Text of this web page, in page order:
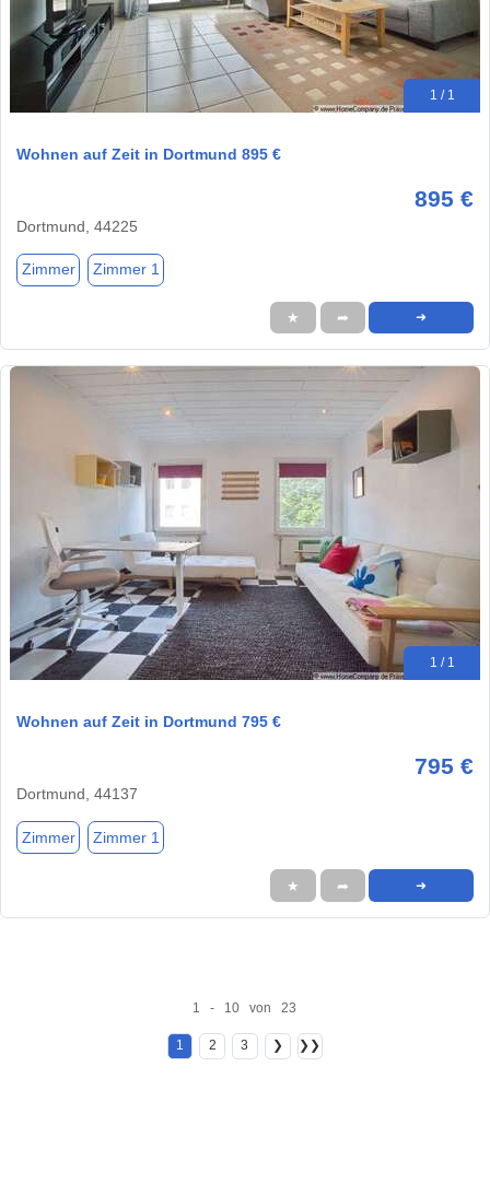
1 / 1
Wohnen auf Zeit in Dortmund 895 €
895 €
Dortmund, 44225
Zimmer Zimmer 1
★ ➦ ➜
1 / 1
Wohnen auf Zeit in Dortmund 795 €
795 €
Dortmund, 44137
Zimmer Zimmer 1
★ ➦ ➜
1 - 10 von 23
1 2 3 ❯ ❯❯